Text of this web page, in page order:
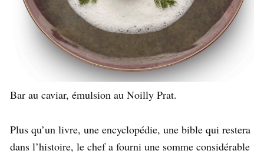
Bar au caviar, émulsion au Noilly Prat.
Plus qu’un livre, une encyclopédie, une bible qui restera
dans l’histoire, le chef a fourni une somme considérable